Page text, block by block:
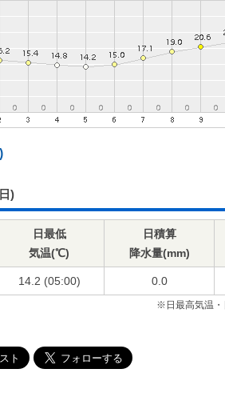
)
日最低
気温(℃)
日積算
降水量(mm)
14.2 (05:00) 0.0
※日最高気温・